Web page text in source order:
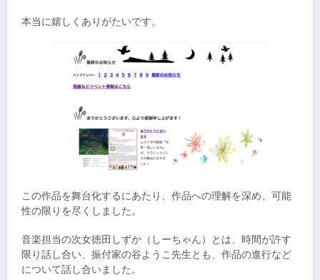
本当に嬉しくありがたいです。
この作品を舞台化するにあたり、作品への理解を深め、可能
性の限りを尽くしました。
音楽担当の次女徳田しずか（しーちゃん）とは、時間が許す
限り話し合い、振付家の谷ようこ先生とも、作品の進行など
について話し合いました。